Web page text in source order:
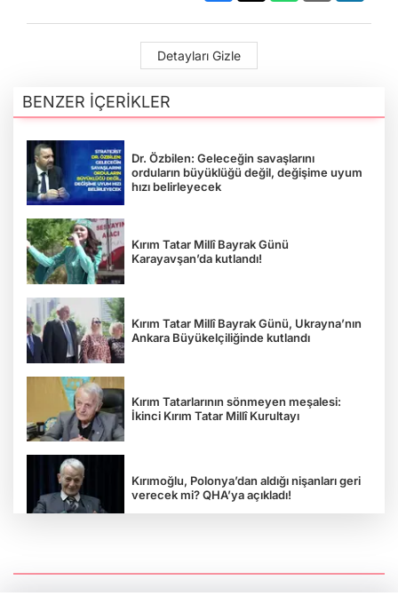
Detayları Gizle
BENZER İÇERİKLER
Dr. Özbilen: Geleceğin savaşlarını
orduların büyüklüğü değil, değişime uyum
hızı belirleyecek
Kırım Tatar Millî Bayrak Günü
Karayavşan’da kutlandı!
Kırım Tatar Millî Bayrak Günü, Ukrayna’nın
Ankara Büyükelçiliğinde kutlandı
Kırım Tatarlarının sönmeyen meşalesi:
İkinci Kırım Tatar Millî Kurultayı
Kırımoğlu, Polonya’dan aldığı nişanları geri
verecek mi? QHA’ya açıkladı!